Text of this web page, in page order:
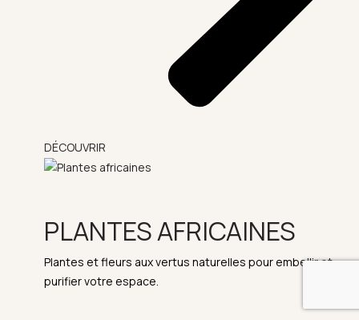
DÉCOUVRIR
PLANTES AFRICAINES
Plantes et fleurs aux vertus naturelles pour embellir et
purifier votre espace.